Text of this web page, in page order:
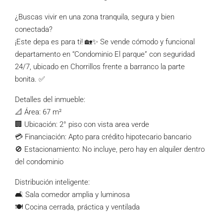
¿Buscas vivir en una zona tranquila, segura y bien
conectada?
¡Este depa es para ti! 🏡✨ Se vende cómodo y funcional
departamento en “Condominio El parque” con seguridad
24/7, ubicado en Chorrillos frente a barranco la parte
bonita. ✅
Detalles del inmueble:
📐 Área: 67 m²
🏢 Ubicación: 2° piso con vista area verde
💳 Financiación: Apto para crédito hipotecario bancario
🚫 Estacionamiento: No incluye, pero hay en alquiler dentro
del condominio
Distribución inteligente:
🛋 Sala comedor amplia y luminosa
🍽 Cocina cerrada, práctica y ventilada